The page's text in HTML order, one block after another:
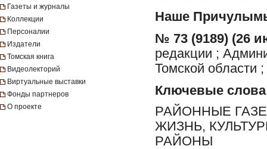
Газеты и журналы
Коллекции
Персоналии
Издатели
Томская книга
Видеолекторий
Виртуальные выставки
Фонды партнеров
О проекте
Наше
№ 73 (9189) (26
редакции ;
Томской области
Ключевые слова
РАЙОННЫЕ
ЖИЗНЬ,
РАЙОНЫ